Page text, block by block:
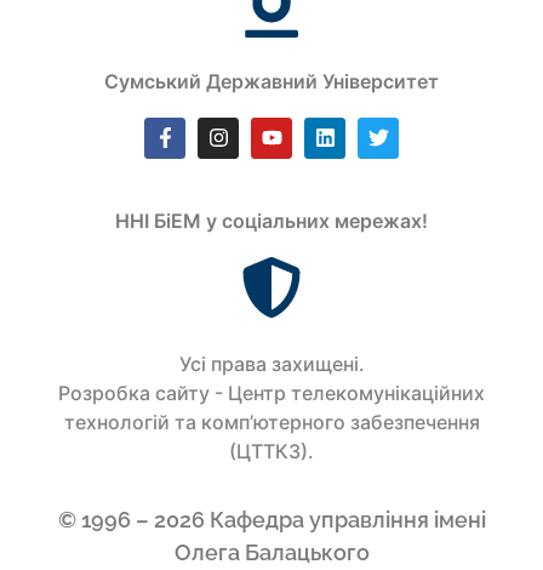
Сумський Державний Університет
ННІ БіЕМ у соціальних мережах!
Усi права захищенi.
Розробка сайту - Центр телекомунікаційних
технологій та комп’ютерного забезпечення
(ЦТТКЗ).
© 1996 – 2026 Кафедра управління імені
Олега Балацького